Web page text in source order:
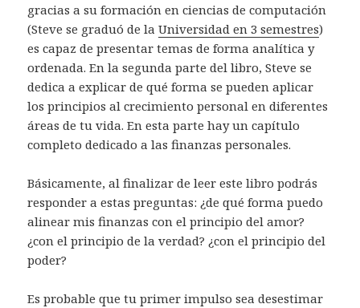
gracias a su formación en ciencias de computación
(Steve se graduó de laUniversidad en 3 semestres)
es capaz de presentar temas de forma analítica y
ordenada. En la segunda parte del libro, Steve se
dedica a explicar de qué forma se pueden aplicar
los principios al crecimiento personal en diferentes
áreas de tu vida. En esta parte hay un capítulo
completo dedicado a las finanzas personales.
Básicamente, al finalizar de leer este libro podrás
responder a estas preguntas: ¿de qué forma puedo
alinear mis finanzas con el principio del amor?
¿con el principio de la verdad? ¿con el principio del
poder?
Es probable que tu primer impulso sea desestimar